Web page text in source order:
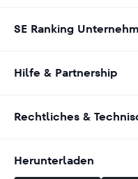
SE Ranking
Hilfe & Partnership
Rechtliches &
Herunterladen